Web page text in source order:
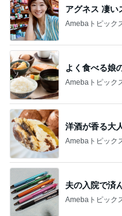
アグネス 凄い
Amebaトピック
よく食べる娘
Amebaトピック
洋酒が香る大
Amebaトピック
夫の入院で済
Amebaトピック